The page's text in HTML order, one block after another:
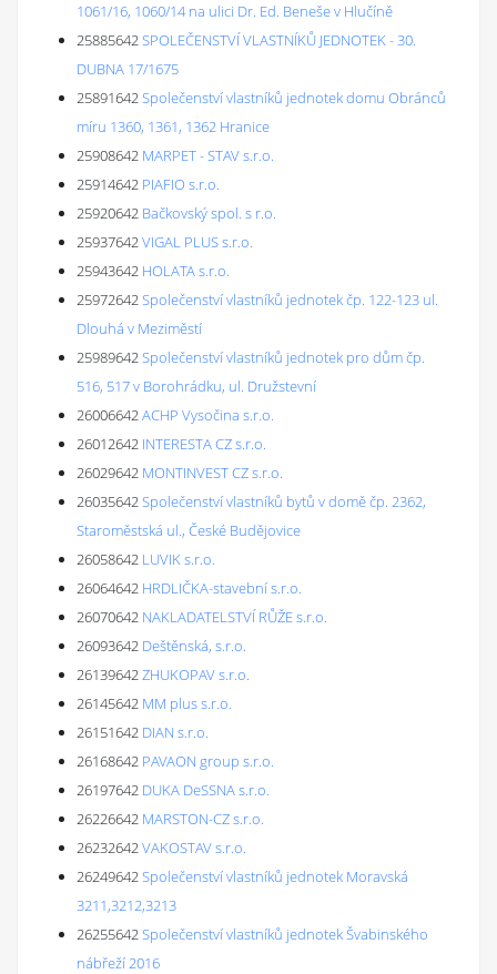
1061/16, 1060/14 na ulici Dr. Ed. Beneše v Hlučíně
25885642SPOLEČENSTVÍ VLASTNÍKŮ JEDNOTEK - 30.
DUBNA 17/1675
25891642Společenství vlastníků jednotek domu Obránců
míru 1360, 1361, 1362 Hranice
25908642 MARPET - STAV s.r.o.
25914642 PIAFIO s.r.o.
25920642 Bačkovský spol. s r.o.
25937642VIGAL PLUS s.r.o.
25943642 HOLATA s.r.o.
25972642Společenství vlastníků jednotek čp. 122-123 ul.
Dlouhá v Meziměstí
25989642Společenství vlastníků jednotek pro dům čp.
516, 517 v Borohrádku, ul. Družstevní
26006642ACHP Vysočina s.r.o.
26012642 INTERESTA CZ s.r.o.
26029642 MONTINVEST CZ s.r.o.
26035642Společenství vlastníků bytů v domě čp. 2362,
Staroměstská ul., České Budějovice
26058642 LUVIK s.r.o.
26064642 HRDLIČKA-stavební s.r.o.
26070642 NAKLADATELSTVÍ RŮŽE s.r.o.
26093642 Deštěnská, s.r.o.
26139642ZHUKOPAV s.r.o.
26145642 MM plus s.r.o.
26151642 DIAN s.r.o.
26168642 PAVAON group s.r.o.
26197642 DUKA DeSSNA s.r.o.
26226642 MARSTON-CZ s.r.o.
26232642VAKOSTAV s.r.o.
26249642Společenství vlastníků jednotek Moravská
3211,3212,3213
26255642Společenství vlastníků jednotek Švabinského
nábřeží 2016